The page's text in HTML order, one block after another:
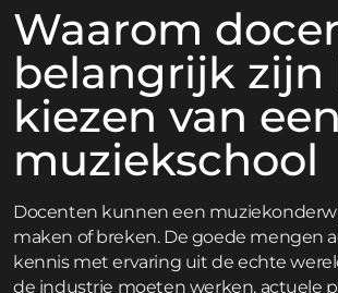
Waarom
belangrijk zijn
kiezen van een
muziekschool
Docenten kunnen een
maken of breken. De goede mengen
kennis met ervaring uit de echte
de industrie moeten werken, actuele